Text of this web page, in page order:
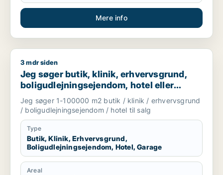
Mere info
Jeg søger butik, klinik, erhvervsgrund,
3 mdr siden
Jeg søger butik, klinik, erhvervsgrund,
boligudlejningsejendom, hotel eller
garage til salg i Storkøbenhavn
Jeg søger 1-100000 m2 butik / klinik / erhvervsgrund
/ boligudlejningsejendom / hotel til salg
Type
Butik, Klinik, Erhvervsgrund,
Boligudlejningsejendom, Hotel, Garage
Areal